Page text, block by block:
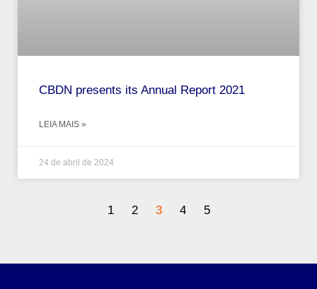
CBDN presents its Annual Report 2021
LEIA MAIS »
24 de abril de 2024
1 2 3 4 5